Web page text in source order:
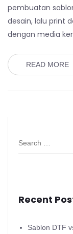
pembuatan
desain, lalu print
dengan media
READ MORE
Recent
Sablon DTF